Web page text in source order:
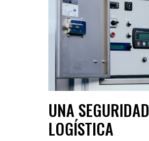
UNA SEGURIDAD
LOGÍSTICA